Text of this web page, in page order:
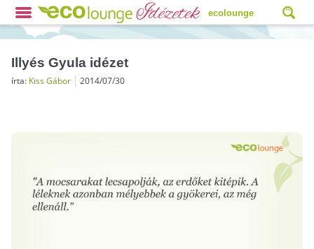
ecolounge
Illyés Gyula idézet
írta: Kiss Gábor 2014/07/30